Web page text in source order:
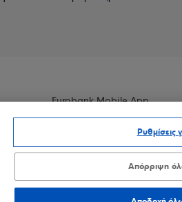
Eurobank Mobile App
Ρυθμίσεις
Απόρριψη